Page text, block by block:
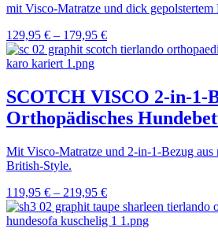
mit Visco-Matratze und dick gepolstertem
129,95 € – 179,95 €
SCOTCH VISCO 2-in-1-
Orthopädisches
Mit Visco-Matratze und 2-in-1-Bezug aus
British-Style.
119,95 € – 219,95 €